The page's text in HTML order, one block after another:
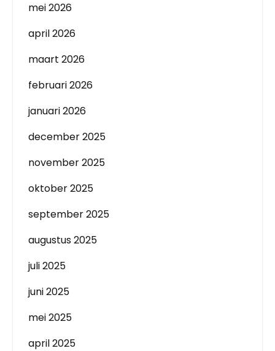
mei 2026
april 2026
maart 2026
februari 2026
januari 2026
december 2025
november 2025
oktober 2025
september 2025
augustus 2025
juli 2025
juni 2025
mei 2025
april 2025